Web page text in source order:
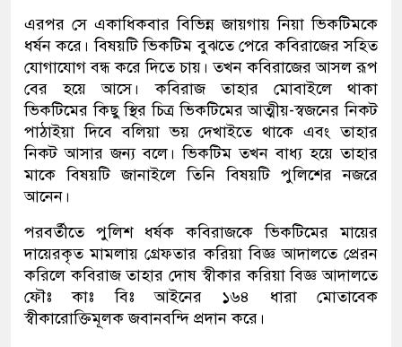
এরপর সে একাধিকবার বিভিন্ন জায়গায় নিয়া ভিকটিমকে
ধর্ষন করে। বিষয়টি ভিকটিম বুঝতে পেরে কবিরাজের সহিত
যোগাযোগ বন্ধ করে দিতে চায়। তখন কবিরাজের আসল রূপ
বের হয়ে আসে। কবিরাজ তাহার মোবাইলে থাকা
ভিকটিমের কিছু স্থির চিত্র ভিকটিমের আত্মীয়-স্বজনের নিকট
পাঠাইয়া দিবে বলিয়া ভয় দেখাইতে থাকে এবং তাহার
নিকট আসার জন্য বলে। ভিকটিম তখন বাধ্য হয়ে তাহার
মাকে বিষয়টি জানাইলে তিনি বিষয়টি পুলিশের নজরে
আনেন।
পরবর্তীতে পুলিশ ধর্ষক কবিরাজকে ভিকটিমের মায়ের
দায়েরকৃত মামলায় গ্রেফতার করিয়া বিজ্ঞ আদালতে প্রেরন
করিলে কবিরাজ তাহার দোষ স্বীকার করিয়া বিজ্ঞ আদালতে
ফৌঃ কাঃ বিঃ আইনের ১৬৪ ধারা মোতাবেক
স্বীকারোক্তিমূলক জবানবন্দি প্রদান করে।